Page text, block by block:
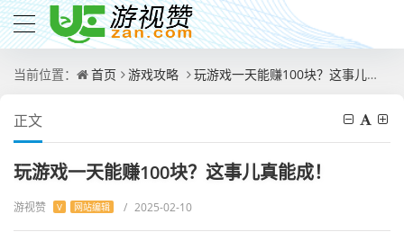
当前位置： 首页 游戏攻略 玩游戏一天能赚100块？这事儿真能成！
正文
玩游戏一天能赚100块？这事儿真能成！
游视赞 V 网站编辑 / 2025-02-10